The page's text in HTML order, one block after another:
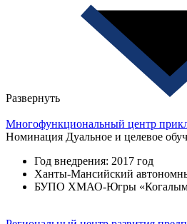
Развернуть
Многофункциональный центр
Номинация Дуальное и целевое
Год внедрения: 2017 год
Ханты-Мансийский
БУПО ХМАО-Югры